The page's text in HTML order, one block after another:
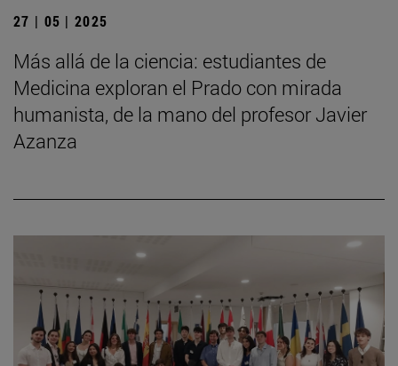
27 | 05 | 2025
Más allá de la ciencia: estudiantes de
Medicina exploran el Prado con mirada
humanista, de la mano del profesor Javier
Azanza